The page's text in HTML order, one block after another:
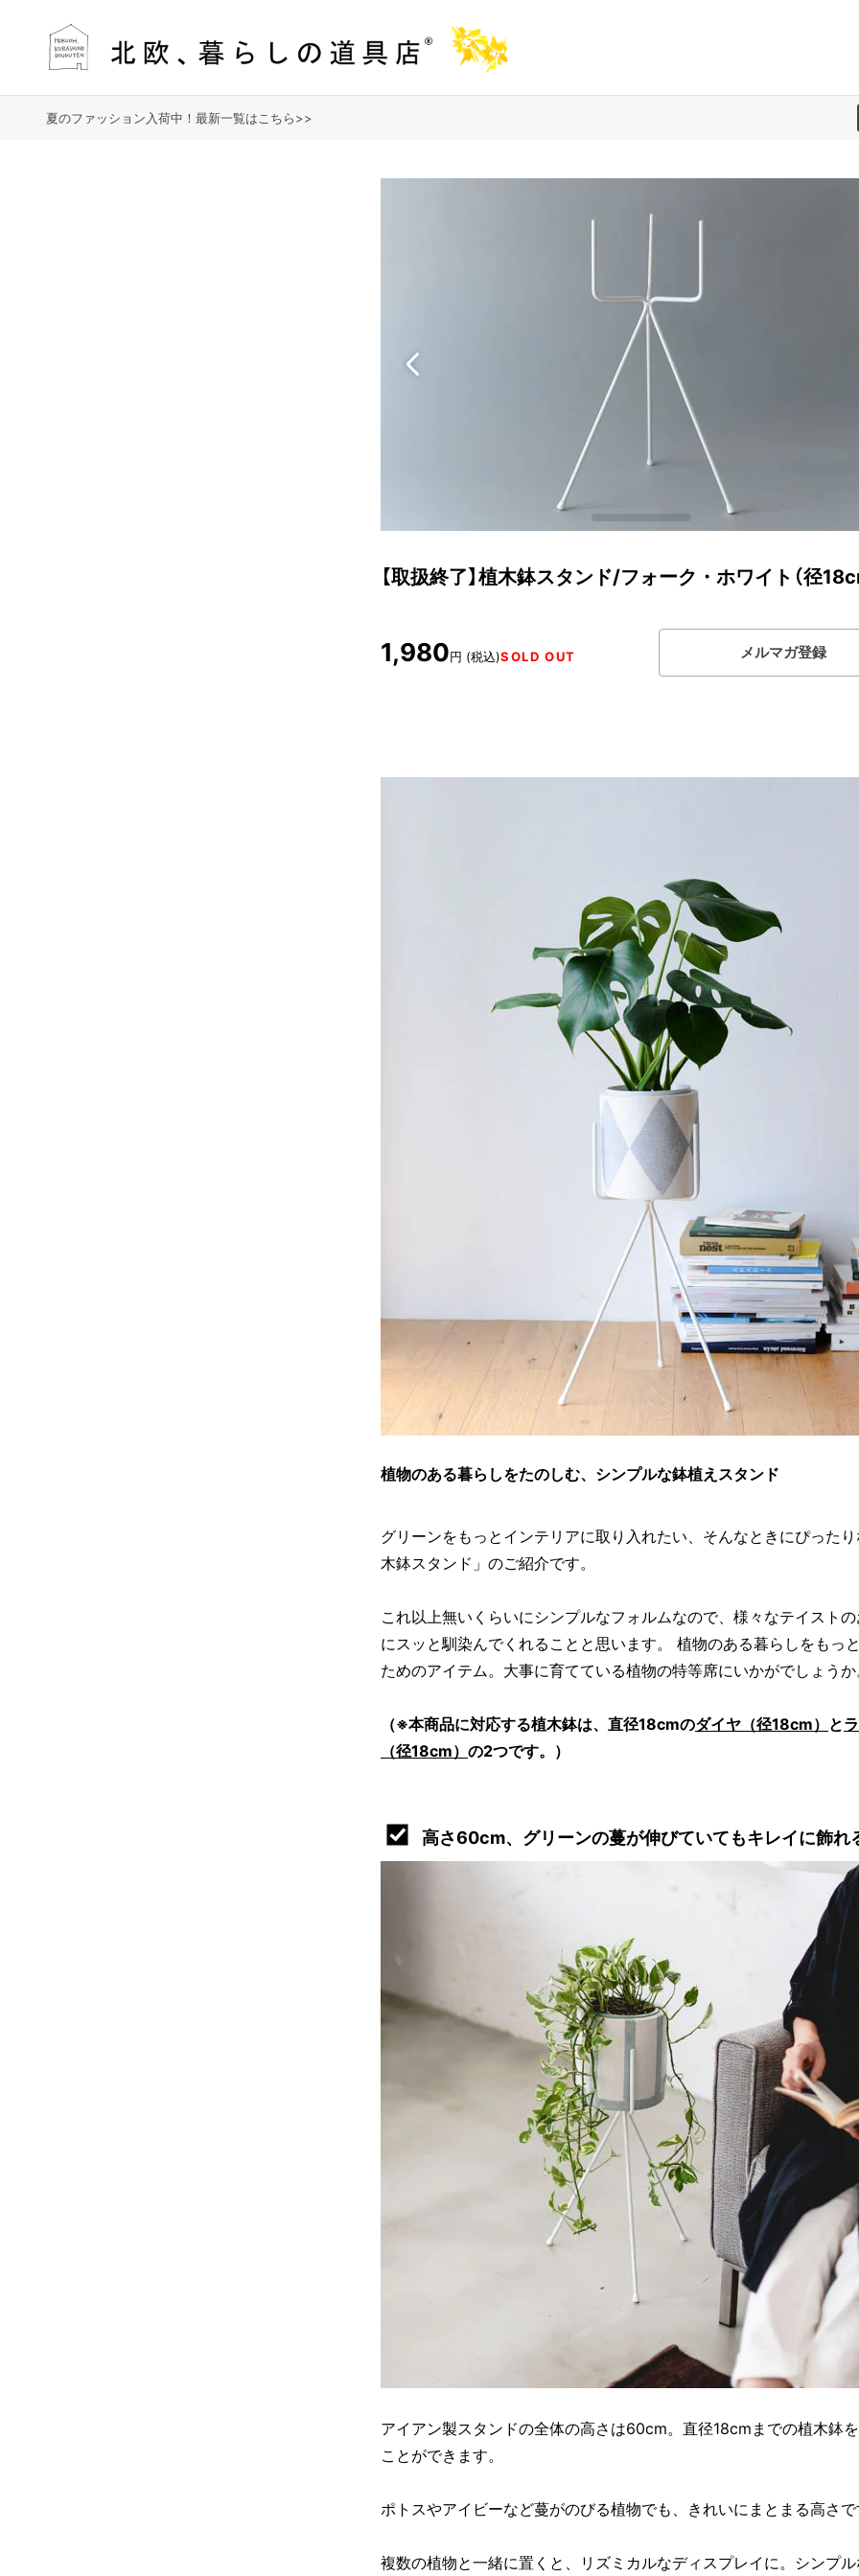
夏のファッション入荷中！最新一覧はこちら>>
【取扱終了】植木鉢スタンド/フォーク・ホワイト（径
1,980円 (税込)SOLD OUT メルマガ登録
植物のある暮らしをたのしむ、シンプルな鉢植えスタンド
グリーンをもっとインテリアに取り入れたい、そんなときにぴった
木鉢スタンド」のご紹介です。
これ以上無いくらいにシンプルなフォルムなので、様々なテイスト
にスッと馴染んでくれることと思います。 植物のある暮らしをもっ
ためのアイテム。大事に育てている植物の特等席にいかがでしょう
（※本商品に対応する植木鉢は、直径18cmのダイヤ（径18cm） と
（径18cm） の2つです。）
高さ60cm、グリーンの蔓が伸びていてもキレイに飾れ
アイアン製スタンドの全体の高さは60cm。直径18cmまでの植木鉢
ことができます。
ポトスやアイビーなど蔓がのびる植物でも、きれいにまとまる高さ
複数の植物と一緒に置くと、リズミカルなディスプレイに。シンプ